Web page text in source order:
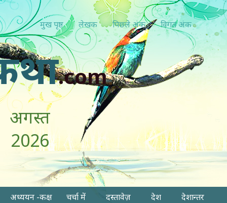
मुख पृष्ठ लेखक पिछ्ले अंक विगत अंक
.com
अगस्त
2026
अध्ययन -कक्ष चर्चा में दस्तावेज़ देश
देशान्तर